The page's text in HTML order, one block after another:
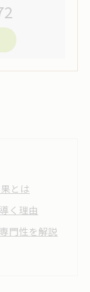
とは
く理由
門性を解説
期効果とは